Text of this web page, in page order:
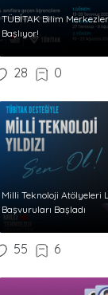
TÜBİTAK Bilim
Başlıyor!
28 0
Milli Teknoloji Atölyeleri
Başvuruları Başladı
55 6